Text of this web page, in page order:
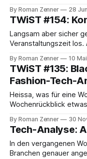
was an sich schon
diesem Schritt auch
Anteile mehrheitlich an
gingen. Heißt: Man
By Roman Zenner 28
TWiST #154:
Langsam aber sicher
Veranstaltungszeit los.
Hamburg gefahren,
Rockstars-Festival
50.000 Leuten sehr
letztes Jahr, und
By Roman Zenner 10
TWiST #135:
Fashion-Tech-
Heissa, was für eine
Wochenrückblick
Verkaufstage von
erwartet machten sich
online nach
By Roman Zenner 30
Tech-Analyse:
In den vergangenen
Branchen genauer